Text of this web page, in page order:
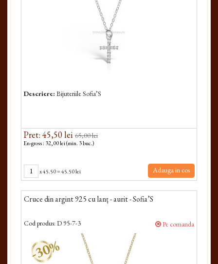
Descriere: Bijuteriile Sofia’S
Pret: 45,50 lei 65,00 lei
En-gross : 32,00 lei (min. 3 buc.)
x45.50=45.50 lei Adauga in cos
Cruce din argint 925 cu lanț - aurit - Sofia’S
Cod produs: D 95-7-3 Pe comanda
-30%